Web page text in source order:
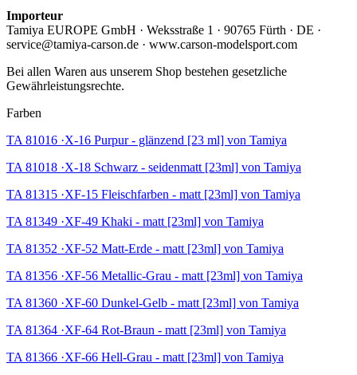
Importeur
Tamiya EUROPE GmbH · Weksstraße 1 · 90765 Fürth · DE ·
service@tamiya-carson.de · www.carson-modelsport.com
Bei allen Waren aus unserem Shop bestehen gesetzliche
Gewährleistungsrechte.
Farben
TA 81016 ·X-16 Purpur - glänzend [23 ml] von Tamiya
TA 81018 ·X-18 Schwarz - seidenmatt [23ml] von Tamiya
TA 81315 ·XF-15 Fleischfarben - matt [23ml] von Tamiya
TA 81349 ·XF-49 Khaki - matt [23ml] von Tamiya
TA 81352 ·XF-52 Matt-Erde - matt [23ml] von Tamiya
TA 81356 ·XF-56 Metallic-Grau - matt [23ml] von Tamiya
TA 81360 ·XF-60 Dunkel-Gelb - matt [23ml] von Tamiya
TA 81364 ·XF-64 Rot-Braun - matt [23ml] von Tamiya
TA 81366 ·XF-66 Hell-Grau - matt [23ml] von Tamiya